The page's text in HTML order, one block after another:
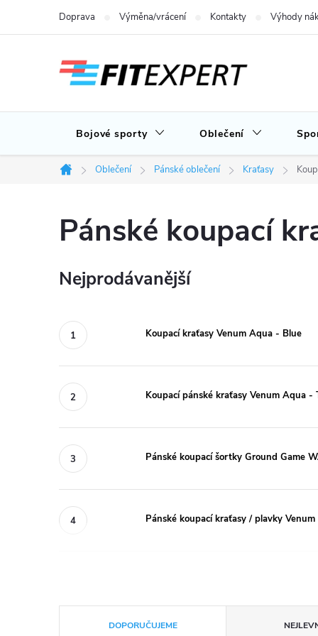
Doprava Výměna/vrácení Kontakty Výhody
Bojové sporty Oblečení
Domů
Oblečení Pánské oblečení Kraťasy
Pánské koupací
Nejprodávanější
Koupací kraťasy Venum Aqua - Blue
Koupací pánské kraťasy Venum Aqua -
Pánské koupací šortky Ground Game
Pánské koupací kraťasy / plavky
DOPORUČUJEME